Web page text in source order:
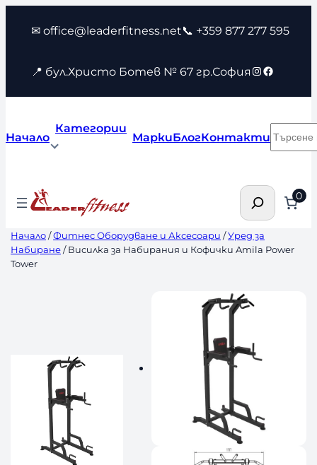
съдържанието
✉ office@leaderfitness.net📞 +359 877 277 595
📍 бул.Христо Ботев № 67 гр.София Instagram
Facebook
Начало
Категории
МаркиБлогКонтакти
Търсене 0
Начало/Фитнес Оборудване и Аксесоари /Уред за
Набиране/ Висилка за Набирания и Кофички Amila Power
Tower